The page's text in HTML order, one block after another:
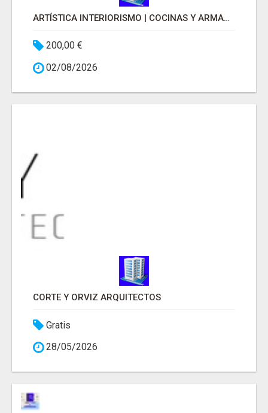
ARTÍSTICA INTERIORISMO | COCINAS Y ARMARIOS A MEDIDA
200,00 €
02/08/2026
CORTE Y ORVIZ ARQUITECTOS
Gratis
28/05/2026